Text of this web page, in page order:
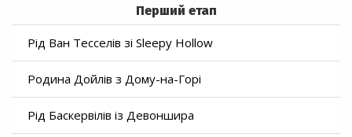
Перший етап
Рід Ван Тесселів зі Sleepy Hollow
Родина Дойлів з Дому-на-Горі
Рід Баскервілів із Девоншира